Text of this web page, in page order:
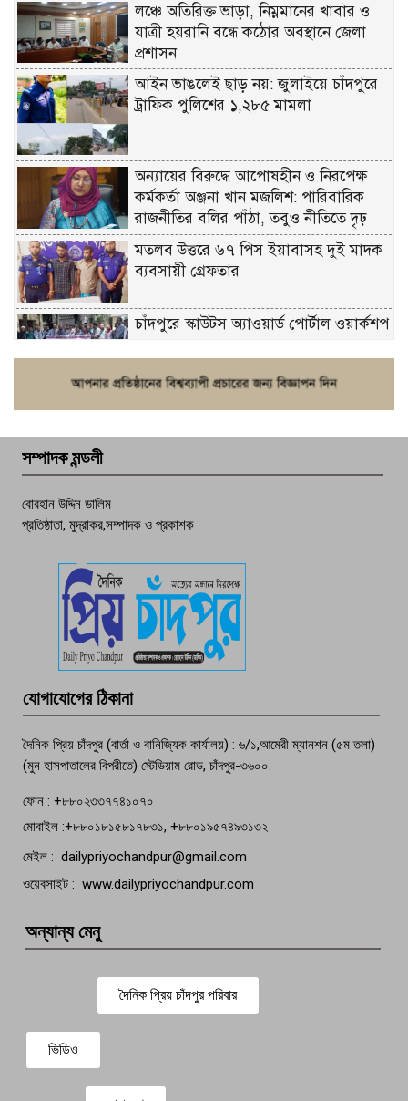
লঞ্চে অতিরিক্ত ভাড়া, নিম্নমানের খাবার ও
যাত্রী হয়রানি বন্ধে কঠোর অবস্থানে জেলা
প্রশাসন
আইন ভাঙলেই ছাড় নয়: জুলাইয়ে চাঁদপুরে
ট্রাফিক পুলিশের ১,২৮৫ মামলা
অন্যায়ের বিরুদ্ধে আপোষহীন ও নিরপেক্ষ
কর্মকর্তা অঞ্জনা খান মজলিশ: পারিবারিক
রাজনীতির বলির পাঁঠা, তবুও নীতিতে দৃঢ়
মতলব উত্তরে ৬৭ পিস ইয়াবাসহ দুই মাদক
ব্যবসায়ী গ্রেফতার
চাঁদপুরে স্কাউটস অ্যাওয়ার্ড পোর্টাল ওয়ার্কশপ
পচা দুর্গন্ধে ৯৯৯-এ ফোন, ফরিদগঞ্জে
তরুণের অর্ধগলিত লাশ উদ্ধার
বেঁচে নেই, বিভিন্ন সংগঠনের শোক
সম্পাদক মন্ডলী
বোরহান উদ্দিন ডালিম
প্রতিষ্ঠাতা, মুদ্রাকর,সম্পাদক ও প্রকাশক
যোগাযোগের ঠিকানা
দৈনিক প্রিয় চাঁদপুর (বার্তা ও বানিজ্যিক কার্যালয়) : ৬/১,আমেরী ম্যানশন (৫ম তলা)
(মুন হাসপাতালের বিপরীতে) স্টেডিয়াম রোড, চাঁদপুর-৩৬০০.
ফোন : +৮৮০২৩৩৭৭৪১০৭০
মোবাইল :+৮৮০১৮১৫৮১৭৮৩১, +৮৮০১৯৫৭৪৯৩১৩২
মেইল : dailypriyochandpur@gmail.com
ওয়েবসাইট : www.dailypriyochandpur.com
অন্যান্য মেনু
দৈনিক প্রিয় চাঁদপুর পরিবার
ভিডিও